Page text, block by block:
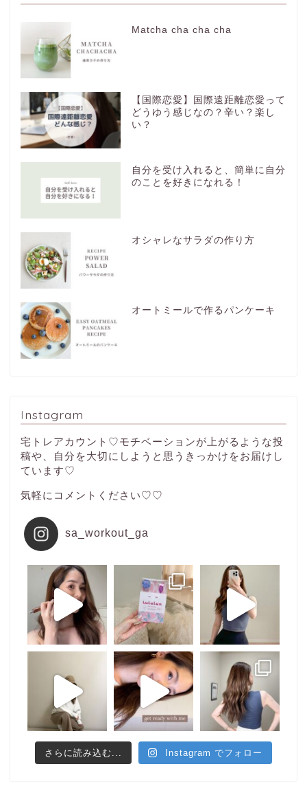
Matcha cha cha cha
【国際恋愛】国際遠距離恋愛って
どうゆう感じなの？辛い？楽し
い？
自分を受け入れると、簡単に自分
のことを好きになれる！
オシャレなサラダの作り方
オートミールで作るパンケーキ
Instagram
宅トレアカウント♡モチベーションが上がるような投
稿や、自分を大切にしようと思うきっかけをお届けし
ています♡
気軽にコメントください♡♡
sa_workout_ga
さらに読み込む... Instagram でフォロー